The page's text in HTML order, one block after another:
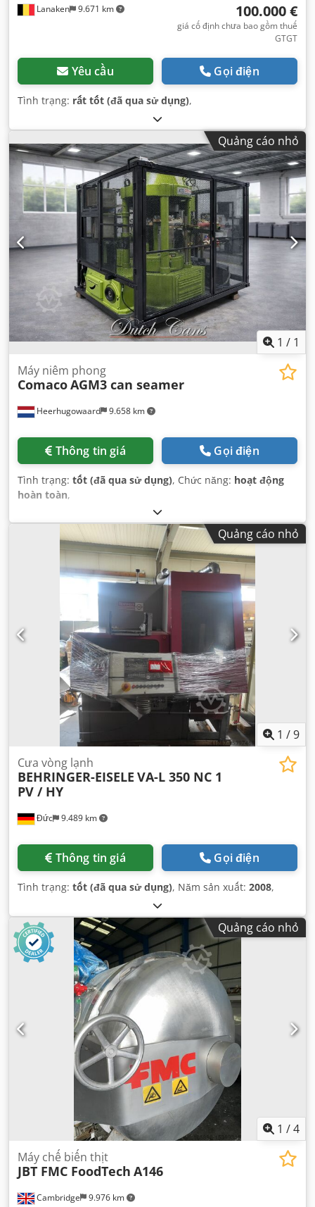
Lanaken 9.671 km 100.000 €
giá cố định chưa bao gồm thuế
GTGT
Yêu cầu Gọi điện
Tình trạng: rất tốt (đã qua sử dụng),
Quảng cáo nhỏ
1 / 1
Heerhugowaard 9.658 km
Máy niêm phong
ComacoAGM3 can seamer
Thông tin giá Gọi điện
Tình trạng: tốt (đã qua sử dụng), Chức năng: hoạt động
hoàn toàn,
Quảng cáo nhỏ
1 /9
Đức 9.489 km
Cưa vòng lạnh
BEHRINGER-EISELE VA-L 350 NC 1
PV / HY
Thông tin giá Gọi điện
Tình trạng: tốt (đã qua sử dụng), Năm sản xuất: 2008,
Quảng cáo nhỏ
1 /4
Cambridge 9.976 km
Máy chế biến thịt
JBT FMC FoodTech A146